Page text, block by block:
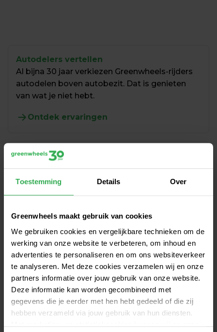
Toestemming Details Over
Greenwheels maakt gebruik van cookies
We gebruiken cookies en vergelijkbare technieken om de
werking van onze website te verbeteren, om inhoud en
advertenties te personaliseren en om ons websiteverkeer
te analyseren. Met deze cookies verzamelen wij en onze
partners informatie over jouw gebruik van onze website.
Deze informatie kan worden gecombineerd met
gegevens die je eerder met hen hebt gedeeld of die zij
hebben verzameld via jouw gebruik van hun diensten.
Autodelers vertellen
Al bijna 30 jaar verkiezen Greenwheels-rijders
autodelen boven autobezit. Dat is genieten
van wat je niet hebt.
Ontdek ervaringen
Duurzaam bezig
Door auto delen geef je de straat terug aan je
buurt en beperk je jouw CO2-uitstoot.
Vergelijk kosten
Kijk wat jij kan besparen door ook voor
autodelen met Greenwheels te kiezen. Wel de
vrijheid van een auto, niet de lasten.
Bereken je voordeel